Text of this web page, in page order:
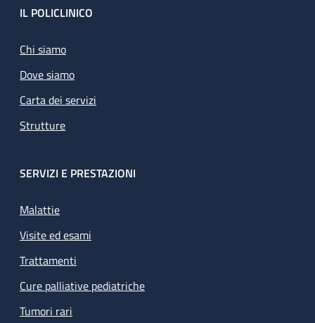
Footer
IL POLICLINICO
Chi siamo
Dove siamo
Carta dei servizi
Strutture
SERVIZI E PRESTAZIONI
Malattie
Visite ed esami
Trattamenti
Cure palliative pediatriche
Tumori rari